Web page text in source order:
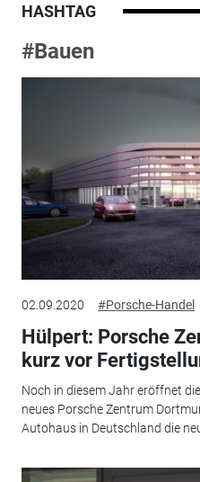
HASHTAG
#Bauen
02.09.2020 #Porsche-Handel
Hülpert: Porsche
kurz vor
Noch in diesem Jahr eröffnet
neues Porsche Zentrum
Autohaus in Deutschland die